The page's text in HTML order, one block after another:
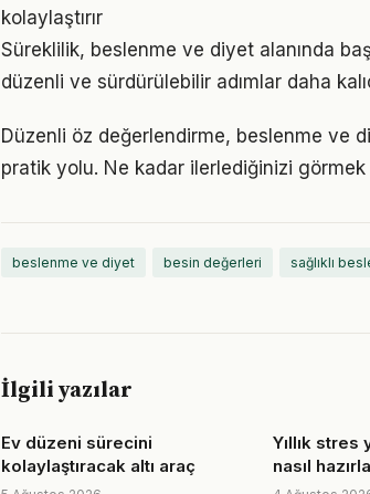
kolaylaştırır
Süreklilik, beslenme ve diyet alanında
düzenli ve sürdürülebilir adımlar daha
Düzenli öz değerlendirme, beslenme ve
pratik yolu. Ne kadar ilerlediğinizi görmek
beslenme ve diyet besin değerleri sağlıklı
İlgili yazılar
Ev düzeni sürecini
kolaylaştıracak altı araç
Yıllık stres
nasıl